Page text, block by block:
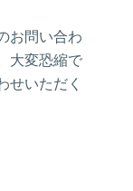
お問い合わ
大変恐縮で
せいただく